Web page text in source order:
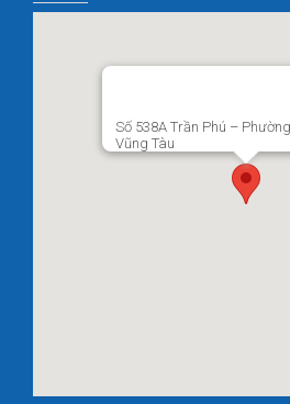
Số 538A Trần Phú –
Vũng Tàu